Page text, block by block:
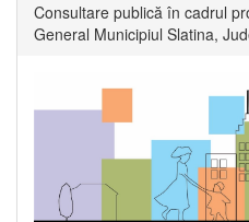
Consultare publică în cadrul
General Municipiul Slatina,